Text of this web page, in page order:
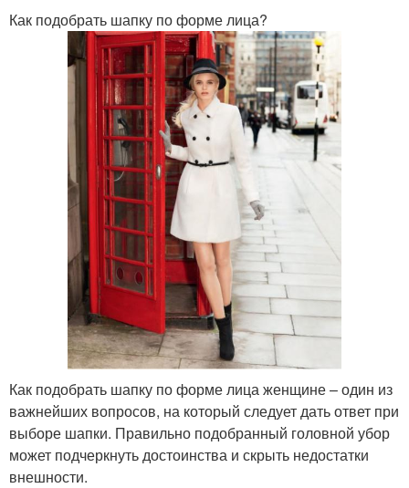
Как подобрать шапку по форме лица?
Как подобрать шапку по форме лица женщине – один из
важнейших вопросов, на который следует дать ответ при
выборе шапки. Правильно подобранный головной убор
может подчеркнуть достоинства и скрыть недостатки
внешности.